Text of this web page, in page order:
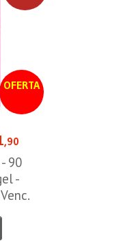
OFERTA
,90
90
-